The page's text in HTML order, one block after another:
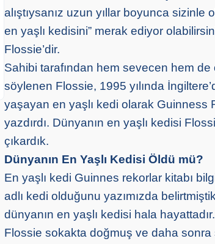
alıştıysanız uzun yıllar boyunca
en yaşlı kedisini” merak ediyor
Flossie’dir.
Sahibi tarafından hem sevecen hem
söylenen Flossie, 1995 yılında
yaşayan en yaşlı kedi olarak Guinness
yazdırdı. Dünyanın en yaşlı kedisi
çıkardık.
Dünyanın En Yaşlı Kedisi Öldü mü?
En yaşlı kedi Guinnes rekorlar kitabı
adlı kedi olduğunu yazımızda
dünyanın en yaşlı kedisi hala hayattadır.
Flossie sokakta doğmuş ve daha